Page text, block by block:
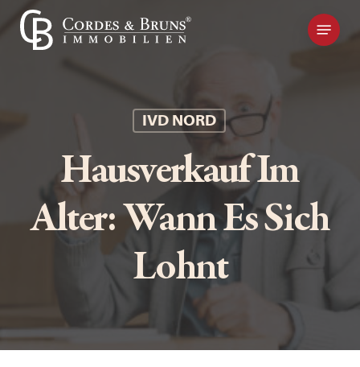
Skip
Kontakt
IVD NORD
Hausverkauf Im
Alter: Wann Es Sich
Lohnt